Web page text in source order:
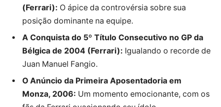
(Ferrari): O ápice da controvérsia sobre sua
posição dominante na equipe.
A Conquista do 5º Título Consecutivo no GP da
Bélgica de 2004 (Ferrari): Igualando o recorde de
Juan Manuel Fangio.
O Anúncio da Primeira Aposentadoria em
Monza, 2006: Um momento emocionante, com os